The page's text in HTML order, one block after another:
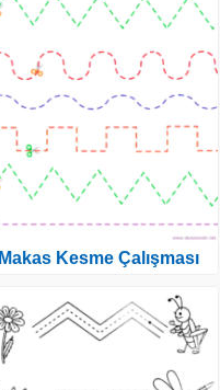
Makas Kesme Çalışması